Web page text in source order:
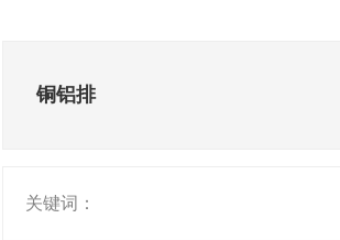
铜铝排
关键词：